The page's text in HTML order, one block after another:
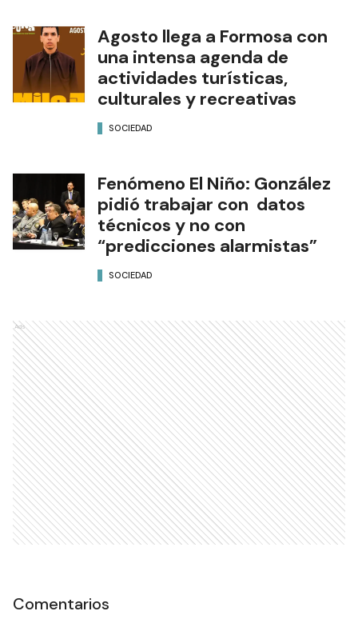
Agosto llega a Formosa con
una intensa agenda de
actividades turísticas,
culturales y recreativas
SOCIEDAD
Fenómeno El Niño: González
pidió trabajar con datos
técnicos y no con
“predicciones alarmistas”
SOCIEDAD
Ads
Comentarios